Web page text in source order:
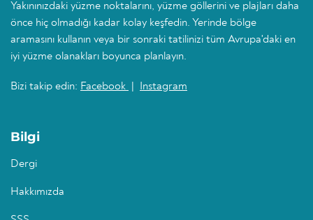
Yakınınızdaki yüzme noktalarını, yüzme göllerini ve plajları daha
önce hiç olmadığı kadar kolay keşfedin. Yerinde bölge
aramasını kullanın veya bir sonraki tatilinizi tüm Avrupa'daki en
iyi yüzme olanakları boyunca planlayın.
Bizi takip edin: Facebook Instagram
Bilgi
Dergi
Hakkımızda